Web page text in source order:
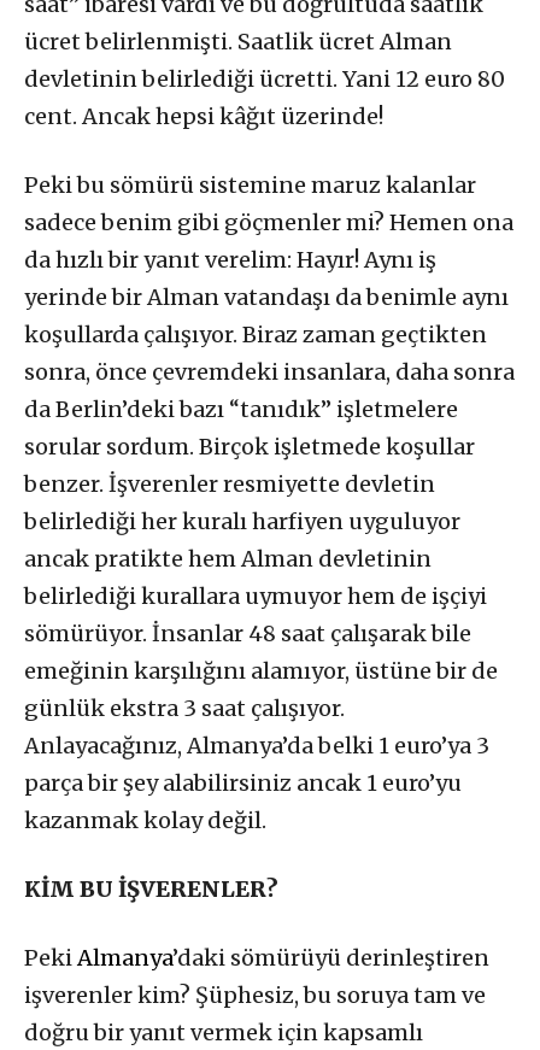
ücret belirlenmişti. Saatlik ücret Alman
devletinin belirlediği ücretti. Yani 12 euro 80
cent. Ancak hepsi kâğıt üzerinde!
Peki bu sömürü sistemine maruz kalanlar
sadece benim gibi göçmenler mi? Hemen ona
da hızlı bir yanıt verelim: Hayır! Aynı iş
yerinde bir Alman vatandaşı da benimle aynı
koşullarda çalışıyor. Biraz zaman geçtikten
sonra, önce çevremdeki insanlara, daha sonra
da Berlin’deki bazı “tanıdık” işletmelere
sorular sordum. Birçok işletmede koşullar
benzer. İşverenler resmiyette devletin
belirlediği her kuralı harfiyen uyguluyor
ancak pratikte hem Alman devletinin
belirlediği kurallara uymuyor hem de işçiyi
sömürüyor. İnsanlar 48 saat çalışarak bile
emeğinin karşılığını alamıyor, üstüne bir de
günlük ekstra 3 saat çalışıyor.
Anlayacağınız, Almanya’da belki 1 euro’ya 3
parça bir şey alabilirsiniz ancak 1 euro’yu
kazanmak kolay değil.
KİM BU İŞVERENLER?
PekiAlmanya’daki sömürüyü derinleştiren
işverenler kim? Şüphesiz, bu soruya tam ve
doğru bir yanıt vermek için kapsamlı